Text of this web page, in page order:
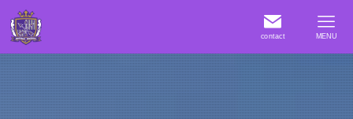
contact MENU